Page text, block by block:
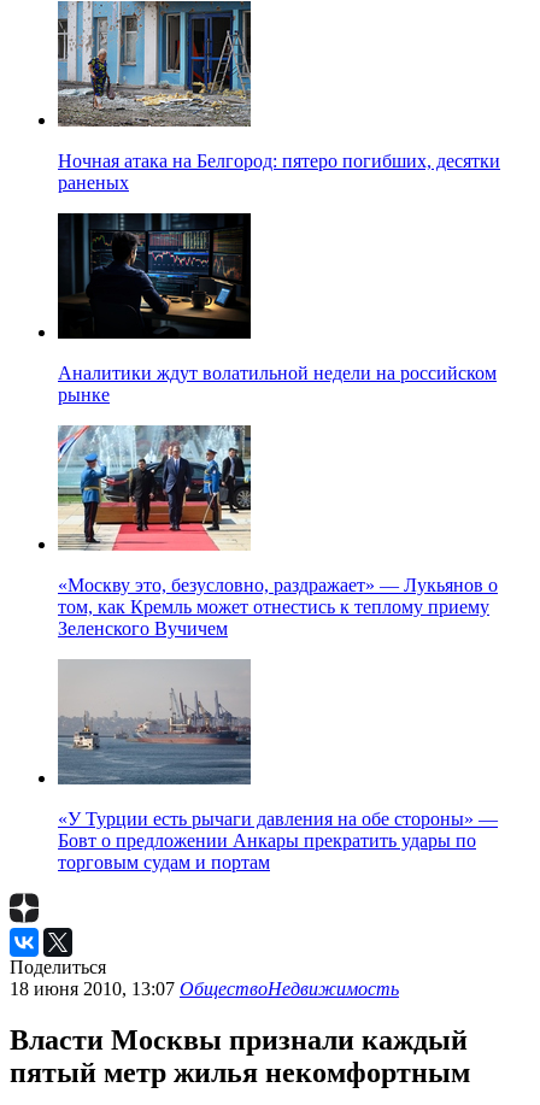
Ночная атака на Белгород: пятеро погибших, десятки
раненых
Аналитики ждут волатильной недели на российском
рынке
«Москву это, безусловно, раздражает» — Лукьянов о
том, как Кремль может отнестись к теплому приему
Зеленского Вучичем
«У Турции есть рычаги давления на обе стороны» —
Бовт о предложении Анкары прекратить удары по
торговым судам и портам
Поделиться
18 июня 2010, 13:07 ОбществоНедвижимость
Власти Москвы признали каждый
пятый метр жилья некомфортным